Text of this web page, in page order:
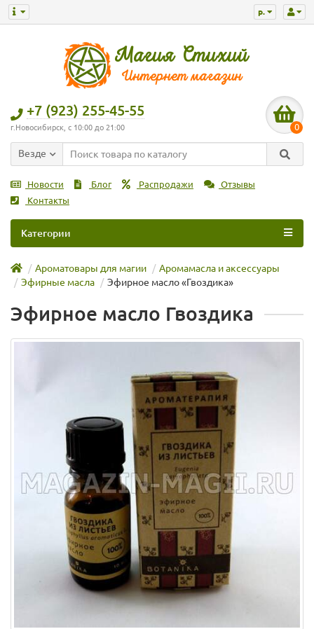
р.
+7 (923) 255-45-55
г.Новосибирск, с 10:00 до 21:00 0
Везде
Новости Блог Распродажи
Отзывы
Контакты
Категории
Ароматовары для магии
Аромамасла и аксессуары
Эфирные масла
Эфирное масло «Гвоздика»
Эфирное масло Гвоздика